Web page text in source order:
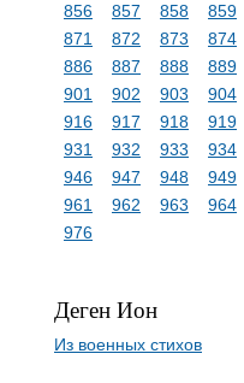
856
857 858 859
871
872 873 874
886
887 888 889
901
902 903 904
916
917 918 919
931
932 933 934
946
947 948 949
961
962 963 964
976
Деген Ион
Из военных стихов